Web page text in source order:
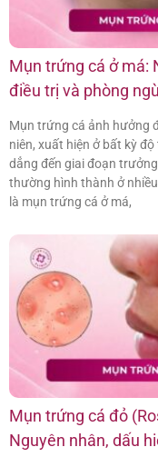
Mụn trứng cá ở má:
điều trị và phòng
Mụn trứng cá ảnh hưởng
niên, xuất hiện ở bất kỳ
dẳng đến giai đoạn
thường hình thành ở
là mụn trứng cá ở má,
Mụn trứng cá đỏ
Nguyên nhân, dấu